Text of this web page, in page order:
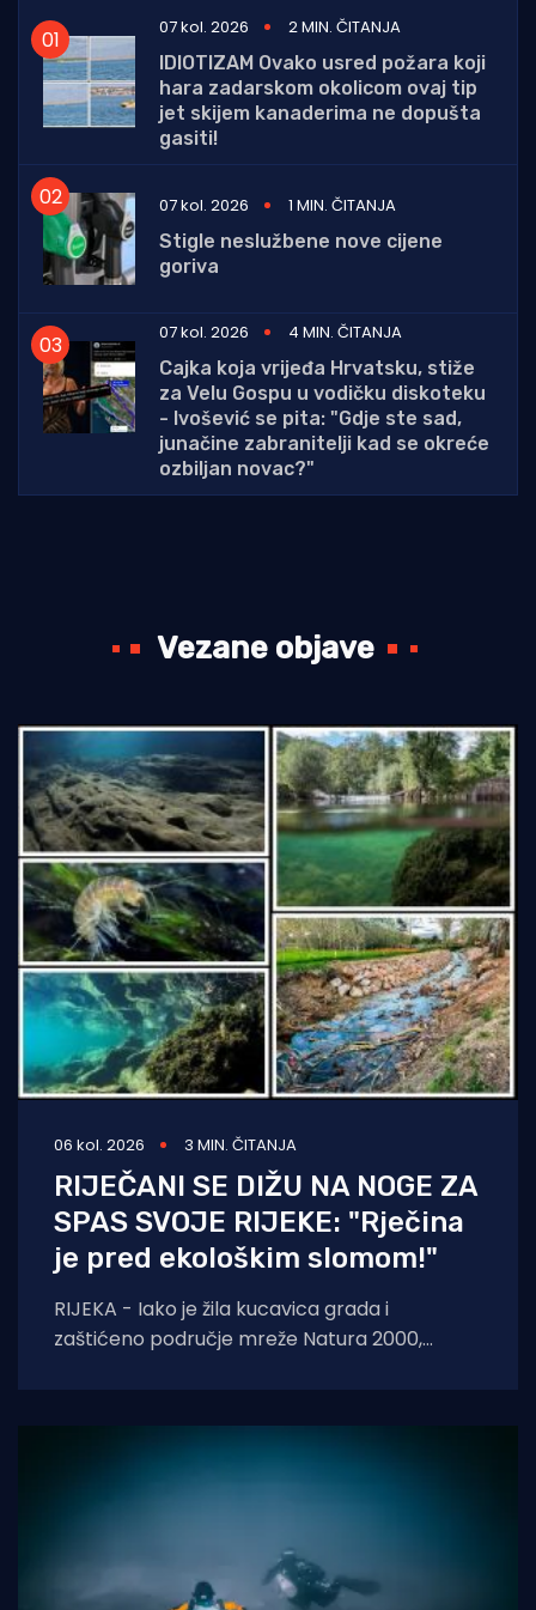
07 kol. 2026
2 MIN. ČITANJA
IDIOTIZAM Ovako usred požara koji
hara zadarskom okolicom ovaj tip
jet skijem kanaderima ne dopušta
gasiti!
07 kol. 2026
1 MIN. ČITANJA
Stigle neslužbene nove cijene
goriva
07 kol. 2026
4 MIN. ČITANJA
Cajka koja vrijeđa Hrvatsku, stiže
za Velu Gospu u vodičku diskoteku
- Ivošević se pita: "Gdje ste sad,
junačine zabranitelji kad se okreće
ozbiljan novac?"
Vezane objave
06 kol. 2026 3 MIN. ČITANJA
RIJEČANI SE DIŽU NA NOGE ZA
SPAS SVOJE RIJEKE: "Rječina
je pred ekološkim slomom!"
RIJEKA - Iako je žila kucavica grada i
zaštićeno područje mreže Natura 2000,